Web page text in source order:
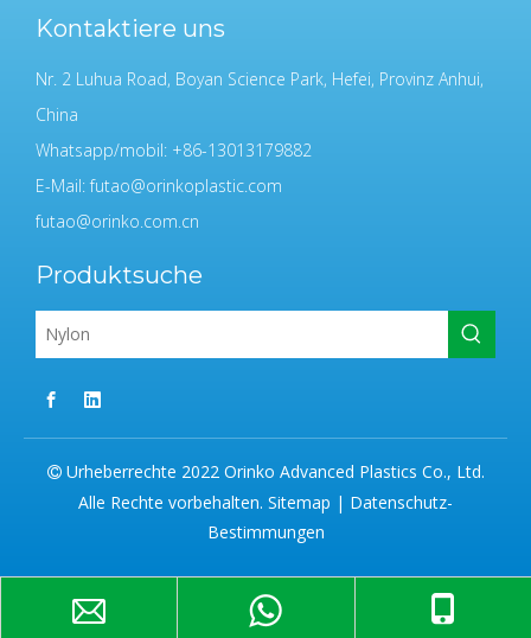
Kontaktiere uns
Nr. 2 Luhua Road, Boyan Science Park, Hefei, Provinz Anhui,
China
Whatsapp/mobil: +86-13013179882
E-Mail:futao@orinkoplastic.com
futao@orinko.com.cn
Produktsuche
Urheberrechte 2022 Orinko Advanced Plastics Co., Ltd.
Alle Rechte vorbehalten. Sitemap | Datenschutz-
Bestimmungen